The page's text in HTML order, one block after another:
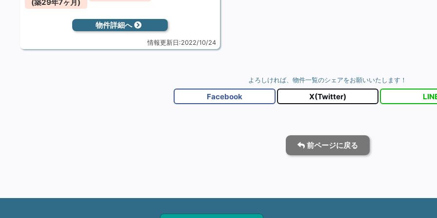
(築29年7ヶ月)
物件詳細へ
情報更新日:2022/10/24
よろしければ、物件一覧のシェアをお願いいたします！
Facebook X(Twitter)